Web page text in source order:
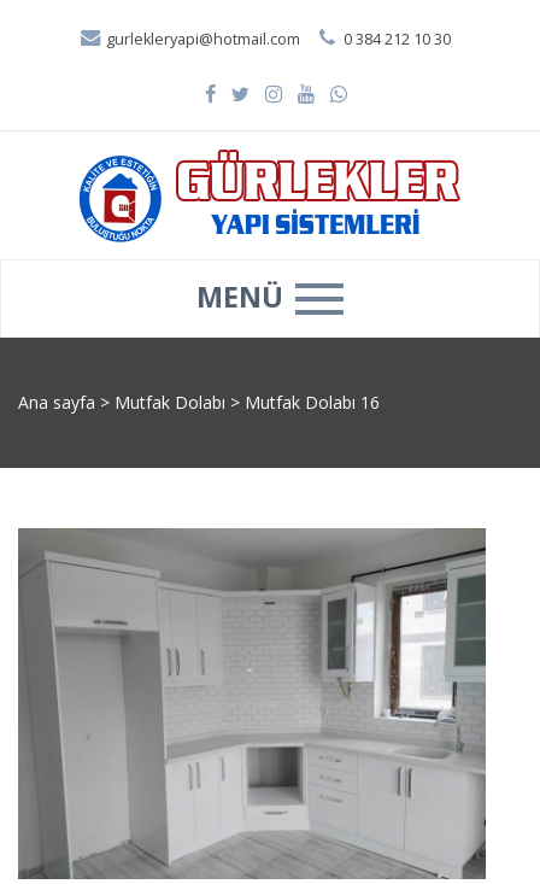
gurlekleryapi@hotmail.com 0 384 212 10 30
MENÜ
Ana sayfa > Mutfak Dolabı > Mutfak Dolabı 16